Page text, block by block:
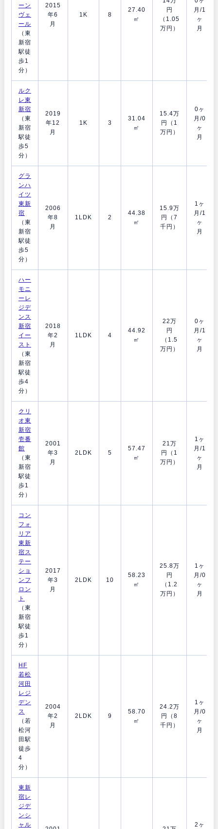
ーン
ヴェ
ール
（東
新宿
駅徒
歩1
分）
2015
年6
月
1K 8
27.40
㎡
円
（1.05
万円）
月/1
ヶ
月
ルク
レ東
新宿
（東
新宿
駅徒
歩5
分）
2019
年12
月
1K 3
31.04
㎡
15.4万
円（1
万円）
0ヶ
月/0
ヶ
月
グラ
ンハ
イツ
東新
宿
（東
新宿
駅徒
歩5
分）
2006
年8
月
1LDK 2
44.38
㎡
15.9万
円（7
千円）
1ヶ
月/1
ヶ
月
ハー
モニ
ーレ
ジデ
ンス
新宿
イー
スト
（東
新宿
駅徒
歩4
分）
2018
年2
月
1LDK 4
44.92
㎡
22万
円
（1.5
万円）
0ヶ
月/1
ヶ
月
クリ
オ東
新宿
壱番
館
（東
新宿
駅徒
歩1
分）
2001
年3
月
2LDK 5
57.47
㎡
21万
円（1
万円）
1ヶ
月/1
ヶ
月
コン
フォ
リア
東新
宿ス
テー
ショ
ンフ
ロン
ト
（東
新宿
駅徒
歩1
分）
2017
年3
月
2LDK 10
58.23
㎡
25.8万
円
（1.2
万円）
1ヶ
月/0
ヶ
月
HF
若松
河田
レジ
デン
ス
（若
松河
田駅
徒歩
4
分）
2004
年2
月
2LDK 9
58.70
㎡
24.2万
円（8
千円）
1ヶ
月/0
ヶ
月
東新
宿レ
ジデ
ンシ
ャル
2ヶ